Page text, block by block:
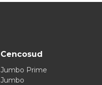
Cencosud
Jumbo Prime
Jumbo